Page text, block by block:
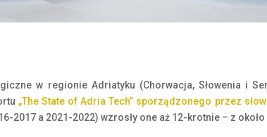
w regionie Adriatyku (Chorwacja, Słowenia i
„The State of Adria Tech” sporządzonego przez
2017 a 2021-2022) wzrosły one aż 12-krotnie – z